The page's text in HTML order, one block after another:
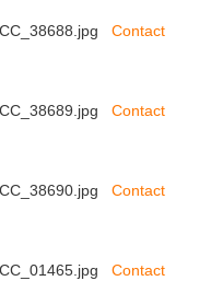
Contact
Contact
Contact
Contact